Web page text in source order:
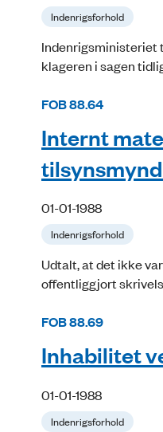
Indenrigsforhold
Indenrigsministeriet
klageren i sagen
FOB 88.64
Internt
01-01-1988
Indenrigsforhold
Udtalt, at det ikke
offentliggjort
FOB 88.69
Inhabilitet
01-01-1988
Indenrigsforhold